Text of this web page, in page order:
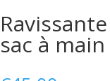
sac à